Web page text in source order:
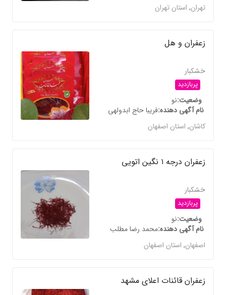
تهران,استان تهران
زعفران و هل
خشکبار
پربازدید
وضعیتنو
نام آگهی دهندهفریبا حاج ابدولهی
کاشان,استان اصفهان
زعفران درجه ۱ نگین اتویی
خشکبار
پربازدید
وضعیتنو
نام آگهی دهندهمحمد رضا مطلب
اصفهان,استان اصفهان
زعفران قائنات اعلای مشهد